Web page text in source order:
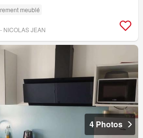
meublé
NICOLAS JEAN
4 Photos